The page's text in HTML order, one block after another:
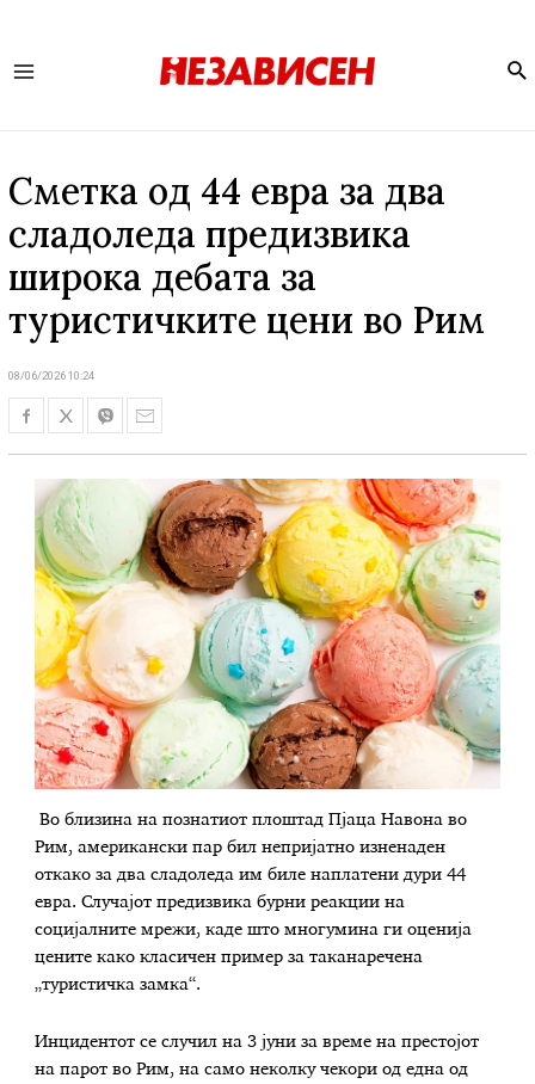
Сметка од 44 евра за два
сладоледа предизвика
широка дебата за
туристичките цени во Рим
08/06/2026 10:24
Во близина на познатиот плоштад Пјаца Навона во
Рим, американски пар бил непријатно изненаден
откако за два сладоледа им биле наплатени дури 44
евра. Случајот предизвика бурни реакции на
социјалните мрежи, каде што многумина ги оценија
цените како класичен пример за таканаречена
„туристичка замка“.
Инцидентот се случил на 3 јуни за време на престојот
на парот во Рим, на само неколку чекори од една од